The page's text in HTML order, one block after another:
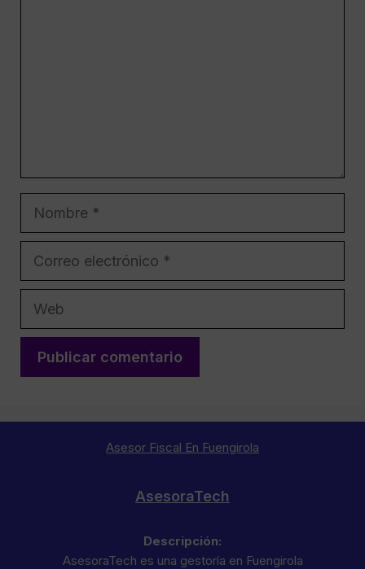
Asesor Fiscal En Fuengirola
AsesoraTech
Descripción:
AsesoraTech es una gestoría en Fuengirola